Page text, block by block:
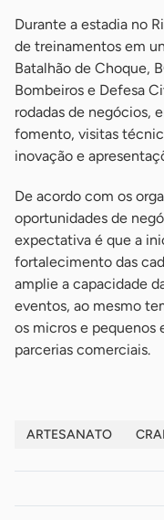
Durante a estadia no
de treinamentos em
Batalhão de Choque,
Bombeiros e Defesa
rodadas de negócios,
fomento, visitas
inovação e
De acordo com os
oportunidades de
expectativa é que a
fortalecimento das
amplie a capacidade
eventos, ao mesmo
os micros e pequenos
parcerias comerciais.
ARTESANATO